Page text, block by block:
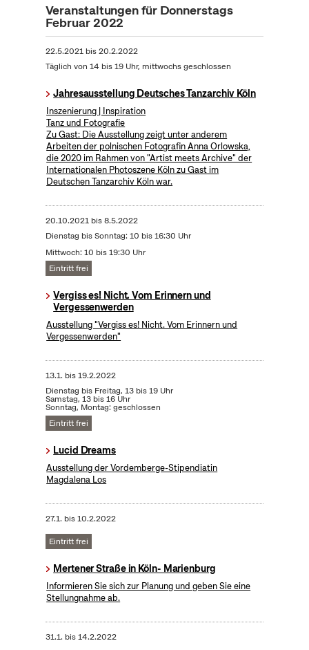
Veranstaltungen für Donnerstags
Februar 2022
22.5.2021bis20.2.2022
Täglich von 14 bis 19 Uhr, mittwochs geschlossen
Jahresausstellung Deutsches Tanzarchiv Köln
Inszenierung | Inspiration
Tanz und Fotografie
Zu Gast: Die Ausstellung zeigt unter anderem
Arbeiten der polnischen Fotografin Anna Orlowska,
die 2020 im Rahmen von "Artist meets Archive" der
Internationalen Photoszene Köln zu Gast im
Deutschen Tanzarchiv Köln war.
20.10.2021bis8.5.2022
Dienstag bis Sonntag: 10 bis 16:30 Uhr
Mittwoch: 10 bis 19:30 Uhr
Eintritt frei
Vergiss es! Nicht. Vom Erinnern und
Vergessenwerden
Ausstellung "Vergiss es! Nicht. Vom Erinnern und
Vergessenwerden"
13.1. bis19.2.2022
Dienstag bis Freitag, 13 bis 19 Uhr
Samstag, 13 bis 16 Uhr
Sonntag, Montag: geschlossen
Eintritt frei
Lucid Dreams
Ausstellung der Vordemberge-Stipendiatin
Magdalena Los
27.1. bis10.2.2022
Eintritt frei
Mertener Straße in Köln- Marienburg
Informieren Sie sich zur Planung und geben Sie eine
Stellungnahme ab.
31.1. bis14.2.2022